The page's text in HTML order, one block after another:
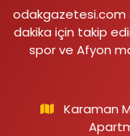
odakgazetesi.com
dakika için takip
spor ve Afyon
Karaman